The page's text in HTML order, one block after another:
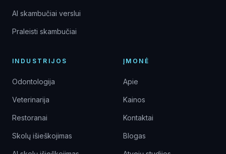
AI skambučiai verslui
Praleisti skambučiai
INDUSTRIJOS
Odontologija
Veterinarija
Restoranai
Skolų išieškojimas
ĮMONĖ
Apie
Kainos
Kontaktai
Blogas